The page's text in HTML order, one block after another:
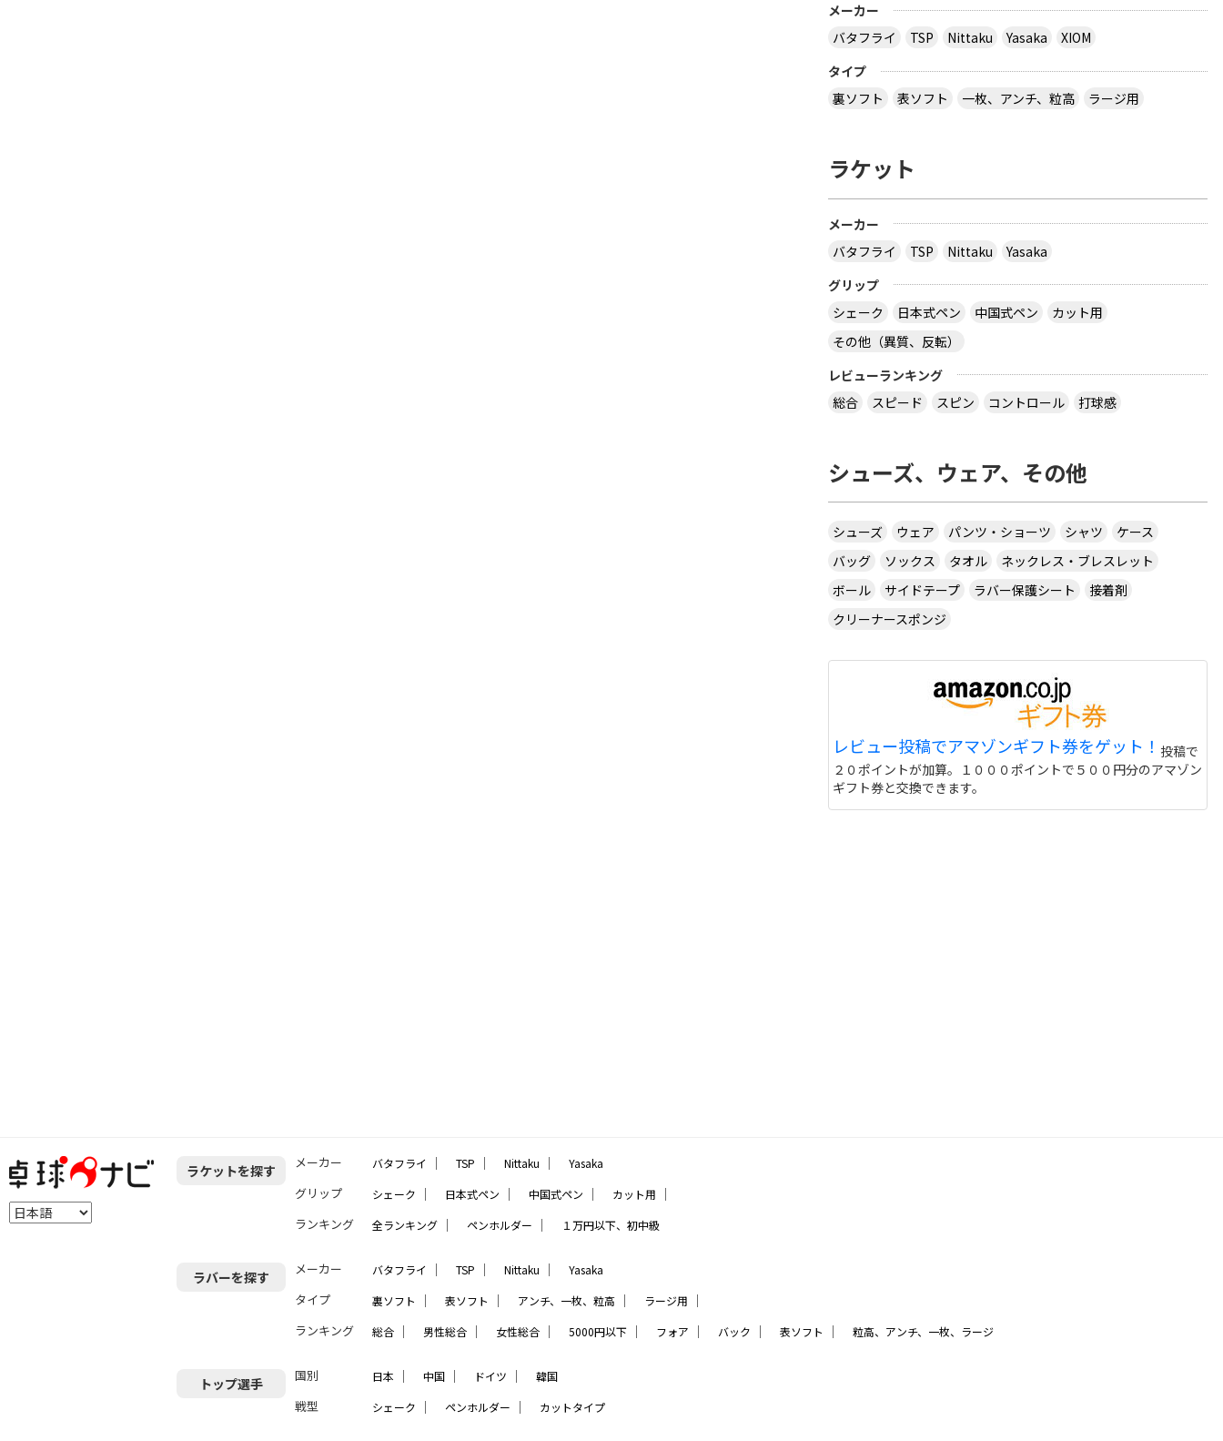
メーカー
バタフライ
TSP Nittaku Yasaka
XIOM
タイプ
裏ソフト
表ソフト 一枚、アンチ、粒高 ラージ用
ラケット
メーカー
バタフライ
TSP Nittaku
Yasaka
グリップ
シェーク
日本式ペン 中国式ペン
カット用
その他（異質、反転）
レビューランキング
総合
スピード スピン コントロール 打球感
シューズ、ウェア、その他
シューズ ウェア パンツ・ショーツ シャツ
ケース
バッグ
ソックス タオル
ネックレス・ブレスレット
ボール
サイドテープ ラバー保護シート
接着剤
クリーナースポンジ
レビュー投稿でアマゾンギフト券をゲット！ 投稿で
２０ポイントが加算。１０００ポイントで５００円分のアマゾン
ギフト券と交換できます。
ラケットを探す メーカー バタフライ ｜ TSP ｜ Nittaku ｜ Yasaka
グリップ シェーク ｜ 日本式ペン ｜ 中国式ペン ｜ カット用 ｜
ランキング 全ランキング ｜ ペンホルダー ｜ １万円以下、初中級
ラバーを探す メーカー バタフライ ｜ TSP ｜ Nittaku ｜ Yasaka
タイプ 裏ソフト ｜ 表ソフト ｜ アンチ、一枚、粒高 ｜ ラージ用 ｜
ランキング 総合 ｜ 男性総合 ｜ 女性総合 ｜ 5000円以下 ｜ フォア ｜ バック ｜ 表ソフト ｜ 粒高、アンチ、一枚、ラージ
トップ選手 国別 日本 ｜ 中国 ｜ ドイツ ｜ 韓国
戦型 シェーク ｜ ペンホルダー ｜ カットタイプ